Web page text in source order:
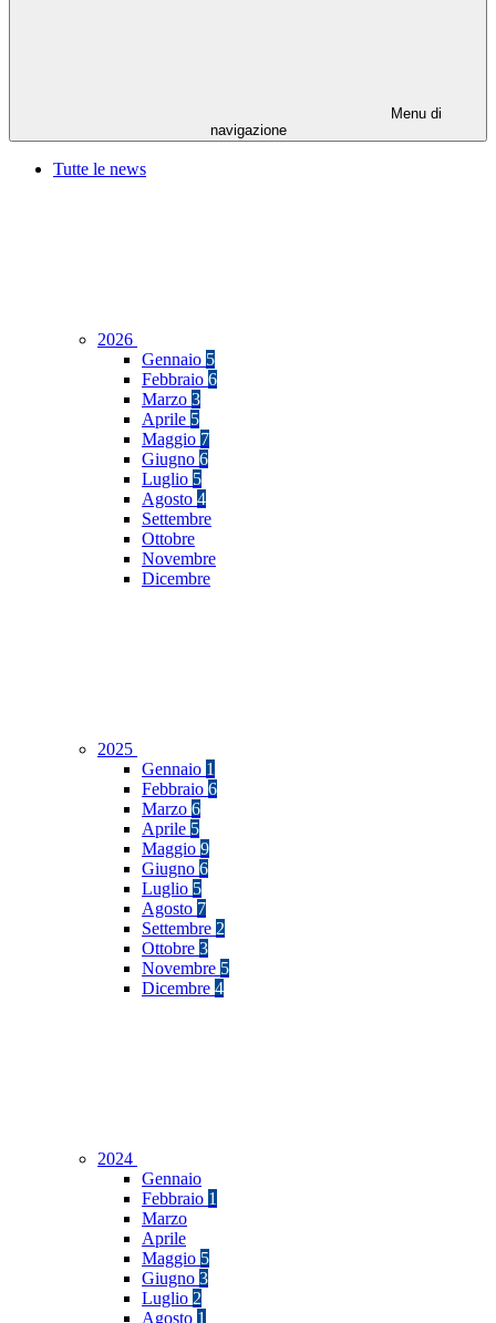
Menu di
navigazione
Tutte le news
2026
Gennaio 5
Febbraio 6
Marzo 3
Aprile 5
Maggio 7
Giugno 6
Luglio 5
Agosto 4
Settembre
Ottobre
Novembre
Dicembre
2025
Gennaio 1
Febbraio 6
Marzo 6
Aprile 5
Maggio 9
Giugno 6
Luglio 5
Agosto 7
Settembre 2
Ottobre 3
Novembre 5
Dicembre 4
2024
Gennaio
Febbraio 1
Marzo
Aprile
Maggio 5
Giugno 3
Luglio 2
Agosto 1